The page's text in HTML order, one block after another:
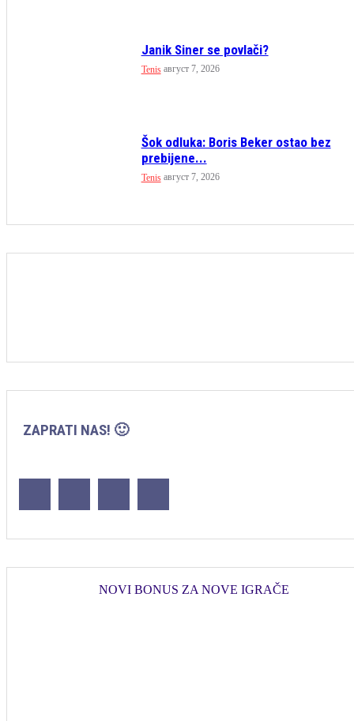
Janik Siner se povlači?
Tenis август 7, 2026
Šok odluka: Boris Beker ostao bez
prebijene...
Tenis август 7, 2026
ZAPRATI NAS! 🙂
NOVI BONUS ZA NOVE IGRAČE